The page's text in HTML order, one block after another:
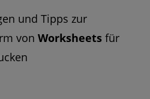
und Tipps zur
von Worksheets für